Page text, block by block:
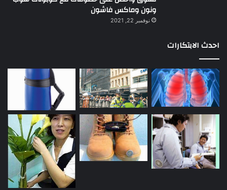
ونون وماكس فاشون
نوفمبر 22, 2021
احدث الابتكارات